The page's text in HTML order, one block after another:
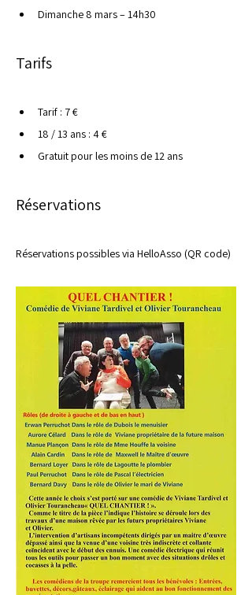
Dimanche 8 mars – 14h30
Tarifs
Tarif : 7 €
18 / 13 ans : 4 €
Gratuit pour les moins de 12 ans
Réservations
Réservations possibles via HelloAsso (QR code)